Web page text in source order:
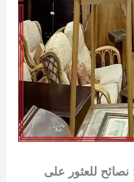
للعثور على